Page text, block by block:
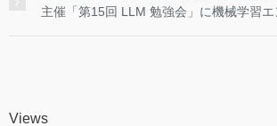
主催「第15回 LLM 勉強会」に機械学習
Views